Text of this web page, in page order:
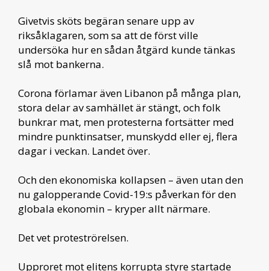
Givetvis sköts begäran senare upp av
riksåklagaren, som sa att de först ville
undersöka hur en sådan åtgärd kunde tänkas
slå mot bankerna.
Corona förlamar även Libanon på många plan,
stora delar av samhället är stängt, och folk
bunkrar mat, men protesterna fortsätter med
mindre punktinsatser, munskydd eller ej, flera
dagar i veckan. Landet över.
Och den ekonomiska kollapsen – även utan den
nu galopperande Covid-19:s påverkan för den
globala ekonomin – kryper allt närmare.
Det vet proteströrelsen.
Upproret mot elitens korrupta styre startade